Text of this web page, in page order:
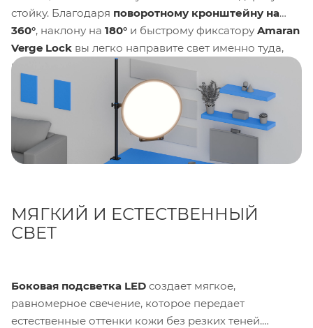
стойку. Благодаря поворотному кронштейну на
360°, наклону на 180° и быстрому фиксатору Amaran
Verge Lock вы легко направите свет именно туда,
куда нужно.
МЯГКИЙ И ЕСТЕСТВЕННЫЙ
СВЕТ
Боковая подсветка LED создает мягкое,
равномерное свечение, которое передает
естественные оттенки кожи без резких теней.